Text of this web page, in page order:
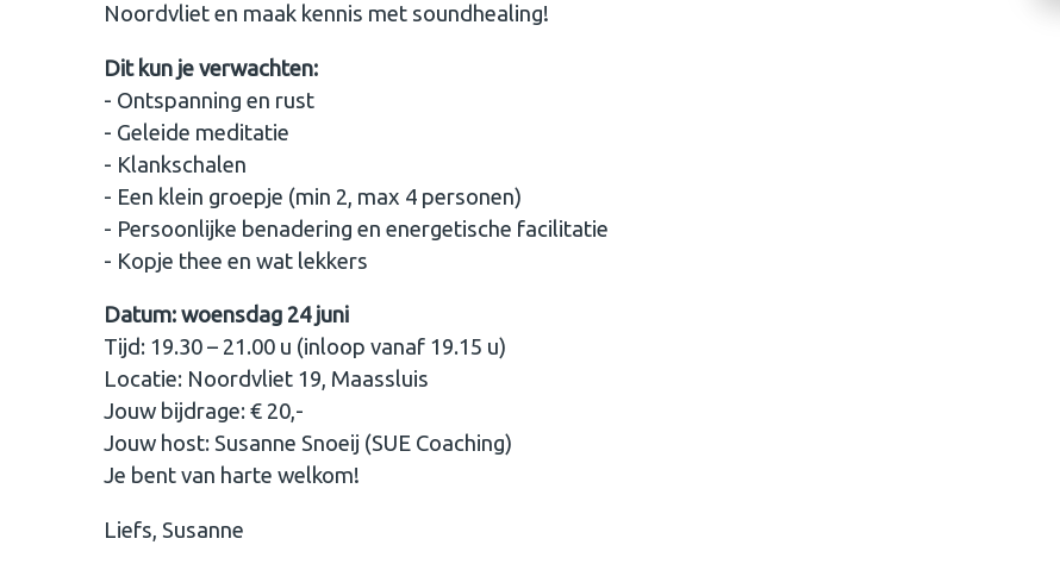
Noordvliet en maak kennis met soundhealing!
Dit kun je verwachten:
- Ontspanning en rust
- ⁠Geleide meditatie
- Klankschalen
- ⁠Een klein groepje (min 2, max 4 personen)
- Persoonlijke benadering en energetische facilitatie
- ⁠Kopje thee en wat lekkers
Datum: woensdag 24 juni
Tijd: 19.30 – 21.00 u (inloop vanaf 19.15 u)
Locatie: Noordvliet 19, Maassluis
Jouw bijdrage: € 20,-
Jouw host: Susanne Snoeij (SUE Coaching)
Je bent van harte welkom!
Liefs, Susanne